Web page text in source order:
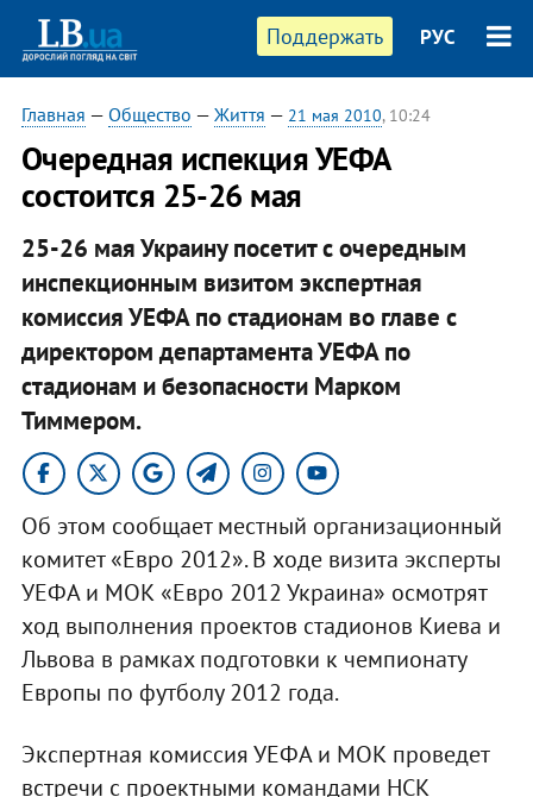
Поддержать РУС
Главная — Общество — Життя — 21 мая 2010, 10:24
Очередная испекция УЕФА
состоится 25-26 мая
25-26 мая Украину посетит с очередным
инспекционным визитом экспертная
комиссия УЕФА по стадионам во главе с
директором департамента УЕФА по
стадионам и безопасности Марком
Тиммером.
Об этом сообщает местный организационный
комитет «Евро 2012». В ходе визита эксперты
УЕФА и МОК «Евро 2012 Украина» осмотрят
ход выполнения проектов стадионов Киева и
Львова в рамках подготовки к чемпионату
Европы по футболу 2012 года.
Экспертная комиссия УЕФА и МОК проведет
встречи с проектными командами НСК